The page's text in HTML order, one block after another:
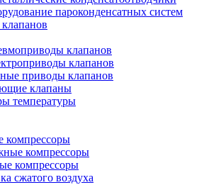
пароконденсатных систем
клапанов
клапанов
приводы клапанов
клапаны
температуры
компрессоры
компрессоры
компрессоры
сжатого воздуха